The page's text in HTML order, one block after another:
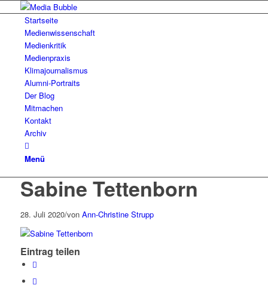
Startseite
Medienwissenschaft
Medienkritik
Medienpraxis
Klimajournalismus
Alumni-Portraits
Der Blog
Mitmachen
Kontakt
Archiv
Menü
Sabine Tettenborn
28. Juli 2020/von Ann-Christine Strupp
Eintrag teilen